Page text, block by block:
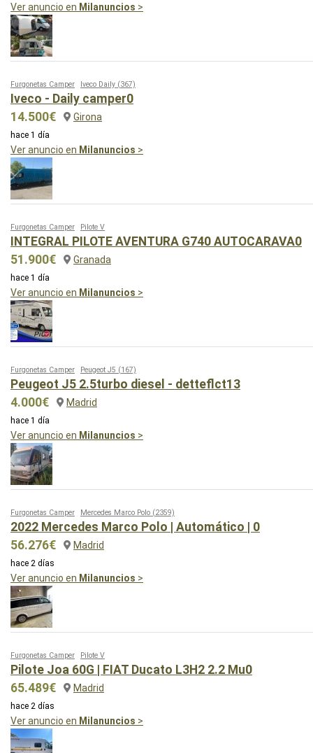
Ver anuncio en Milanuncios >
Furgonetas Camper Iveco Daily (367)
Iveco - Daily camper0
14.500€
Girona
hace 1 día
Ver anuncio en Milanuncios >
Furgonetas Camper Pilote V
INTEGRAL PILOTE AVENTURA G740 AUTOCARAVA0
51.900€
Granada
hace 1 día
Ver anuncio en Milanuncios >
Furgonetas Camper Peugeot J5 (167)
Peugeot J5 2.5turbo diesel - detteflct13
4.000€
Madrid
hace 1 día
Ver anuncio en Milanuncios >
Furgonetas Camper Mercedes Marco Polo (2359)
2022 Mercedes Marco Polo | Automático | 0
56.276€
Madrid
hace 2 días
Ver anuncio en Milanuncios >
Furgonetas Camper Pilote V
Pilote Joa 60G | FIAT Ducato L3H2 2.2 Mu0
65.489€
Madrid
hace 2 días
Ver anuncio en Milanuncios >